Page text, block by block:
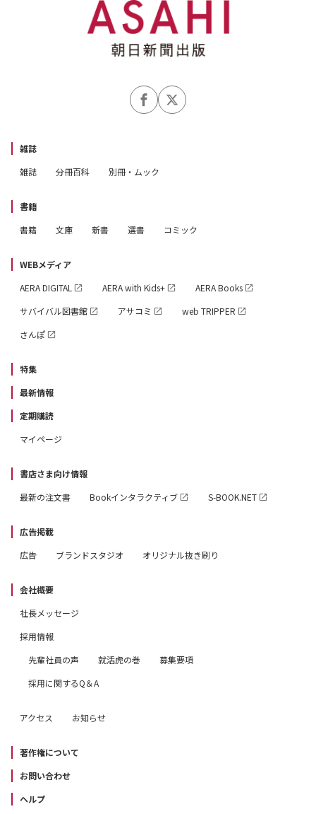
雑誌
雑誌
分冊百科 別冊・ムック
書籍
書籍
文庫 新書 選書 コミック
WEBメディア
AERA DIGITAL
AERA with Kids+
AERA Books
サバイバル図書館
アサコミ
web TRIPPER
さんぽ
特集
最新情報
定期購読
マイページ
書店さま向け情報
最新の注文書
Bookインタラクティブ S-BOOK.NET
広告掲載
広告
ブランドスタジオ オリジナル抜き刷り
会社概要
社長メッセージ
採用情報
先輩社員の声
就活虎の巻
募集要項
採用に関するQ＆A
アクセス お知らせ
著作権について
お問い合わせ
ヘルプ